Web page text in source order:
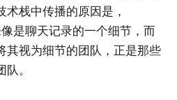
栈中传播的原因是，
像是聊天记录的一个细节，而
其视为细节的团队，正是那些
。